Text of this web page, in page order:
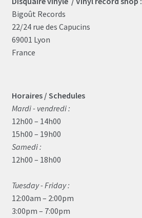
Bigoût Records
22/24 rue des Capucins
69001 Lyon
France
Horaires / Schedules
Mardi - vendredi :
12h00 – 14h00
15h00 – 19h00
Samedi :
12h00 – 18h00
Tuesday - Friday :
12:00am – 2:00pm
3:00pm – 7:00pm